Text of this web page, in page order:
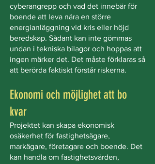
cyberangrepp och vad det innebär för
boende att leva nära en större
energianläggning vid kris eller höjd
beredskap. Sådant kan inte gömmas
undan i tekniska bilagor och hoppas att
ingen märker det. Det måste förklaras så
att berörda faktiskt förstår riskerna.
Ekonomi och möjlighet att bo
kvar
Projektet kan skapa ekonomisk
osäkerhet för fastighetsägare,
markägare, företagare och boende. Det
kan handla om fastighetsvärden,